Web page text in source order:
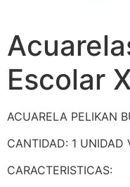
Escolar
ACUARELA PELIKAN
CANTIDAD: 1
CARACTERISTICAS: